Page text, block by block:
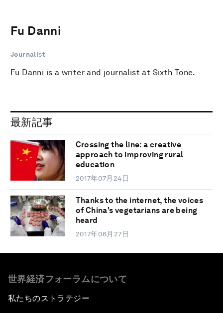
Fu Danni
Journalist
Fu Danni is a writer and journalist at Sixth Tone.
最新記事
Crossing the line: a creative
approach to improving rural
education
2017年07月24日
Thanks to the internet, the voices
of China's vegetarians are being
heard
2017年06月27日
世界経済フォーラムについて
私たちのストラテジー